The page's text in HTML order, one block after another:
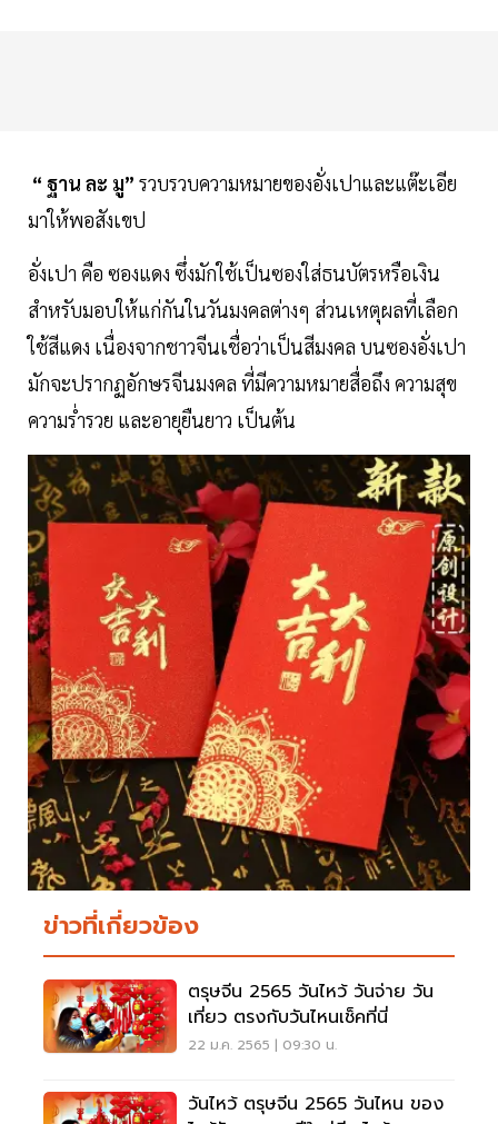
“ ฐาน ละ มู” รวบรวบความหมายของอั่งเปาและแต๊ะเอีย
มาให้พอสังเขป
อั่งเปา คือ ซองแดง ซึ่งมักใช้เป็นซองใส่ธนบัตรหรือเงิน
สำหรับมอบให้แก่กันในวันมงคลต่างๆ ส่วนเหตุผลที่เลือก
ใช้สีแดง เนื่องจากชาวจีนเชื่อว่าเป็นสีมงคล บนซองอั่งเปา
มักจะปรากฏอักษรจีนมงคล ที่มีความหมายสื่อถึง ความสุข
ความร่ำรวย และอายุยืนยาว เป็นต้น
ข่าวที่เกี่ยวข้อง
ตรุษจีน 2565 วันไหว้ วันจ่าย วัน
เที่ยว ตรงกับวันไหนเช็คที่นี่
22 ม.ค. 2565 | 09:30 น.
วันไหว้ ตรุษจีน 2565 วันไหน ของ